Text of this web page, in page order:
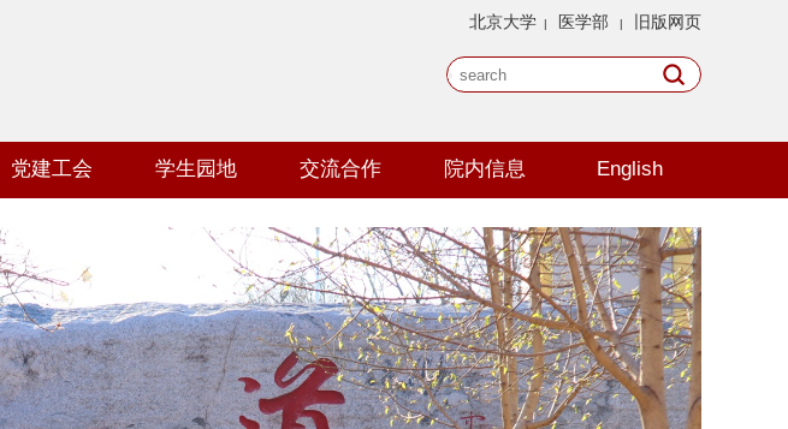
北京大学 | 医学部 | 旧版网页
党建工会 学生园地 交流合作 院内信息 English